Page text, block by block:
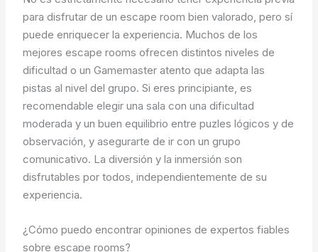
para disfrutar de un escape room bien valorado, pero sí
puede enriquecer la experiencia. Muchos de los
mejores escape rooms ofrecen distintos niveles de
dificultad o un Gamemaster atento que adapta las
pistas al nivel del grupo. Si eres principiante, es
recomendable elegir una sala con una dificultad
moderada y un buen equilibrio entre puzles lógicos y de
observación, y asegurarte de ir con un grupo
comunicativo. La diversión y la inmersión son
disfrutables por todos, independientemente de su
experiencia.
¿Cómo puedo encontrar opiniones de expertos fiables
sobre escape rooms?